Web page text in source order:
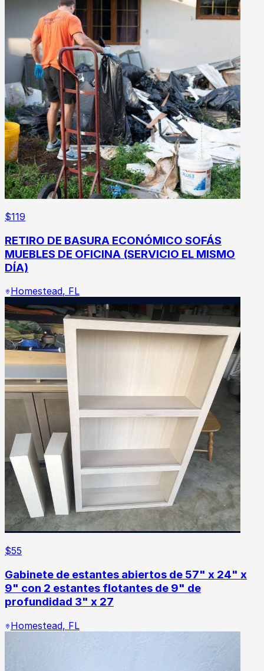
$119
RETIRO DE BASURA ECONÓMICO SOFÁS
MUEBLES DE OFICINA (SERVICIO EL MISMO
DÍA)
Homestead, FL
$55
Gabinete de estantes abiertos de 57" x 24" x
9" con 2 estantes flotantes de 9" de
profundidad 3" x 27
Homestead, FL